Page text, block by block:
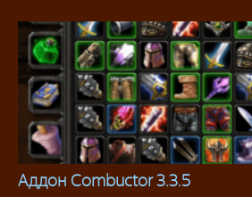
Аддон Combuctor 3.3.5